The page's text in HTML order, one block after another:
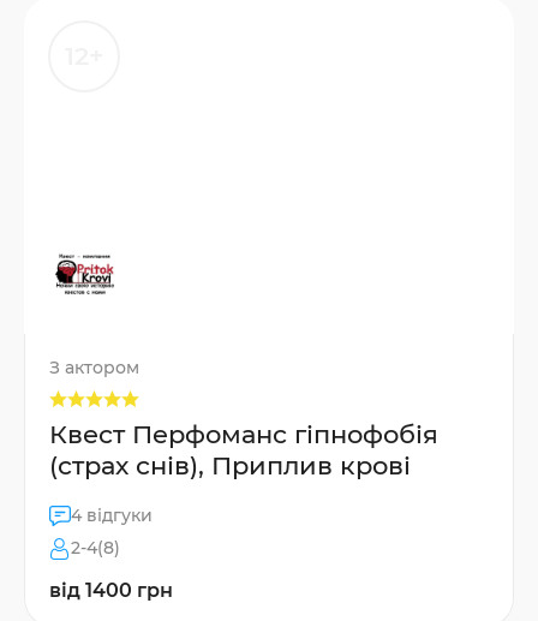
З актором
Квест Перфоманс гіпнофобія
(страх снів), Приплив крові
4 відгуки
2-4(8)
від 1400 грн